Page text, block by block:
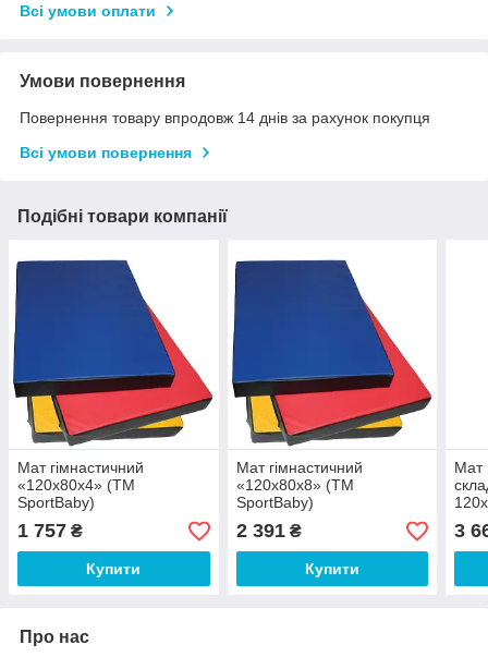
Всі умови оплати
Умови повернення
Повернення товару впродовж 14 днів за рахунок покупця
Всі умови повернення
Подібні товари компанії
Мат гімнастичний
«120х80х4» (ТМ
SportBaby)
1 757 ₴
Купити
Мат гімнастичний
«120х80х8» (ТМ
SportBaby)
2 391₴
Купити
Мат
3
Про нас